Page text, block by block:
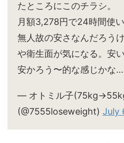
たところにこのチラシ。
月額3,278円で24時間使
無人故の安さなんだろう
や衛生面が気になる。安
安かろう〜的な感じかな…
— オトミル子
(@7555loseweight) July